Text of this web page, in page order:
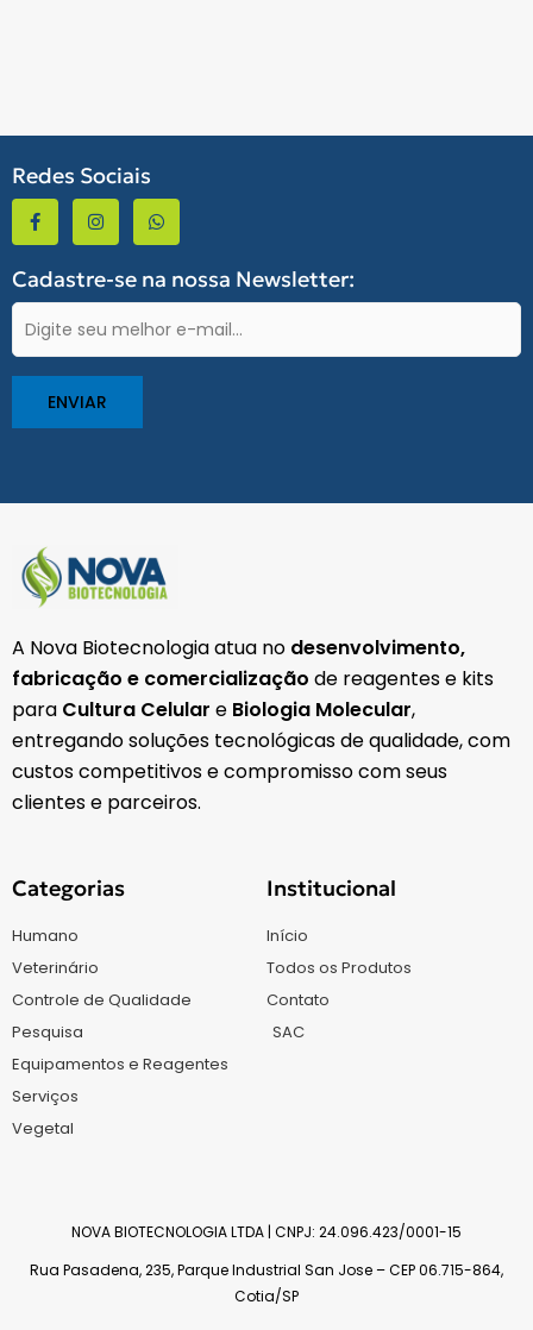
Redes Sociais
F
a
c
e
o
o
k
-
f
I
n
s
t
g
r
m
W
h
a
t
a
p
Cadastre-se na nossa Newsletter:
E-
mail
A Nova Biotecnologia atua no desenvolvimento,
fabricação e comercialização de reagentes e kits
para Cultura Celular e Biologia Molecular,
entregando soluções tecnológicas de qualidade, com
custos competitivos e compromisso com seus
clientes e parceiros.
Categorias
Humano
Veterinário
Controle de Qualidade
Pesquisa
Equipamentos e Reagentes
Serviços
Vegetal
Institucional
Início
Todos os Produtos
Contato
SAC
NOVA BIOTECNOLOGIA LTDA | CNPJ: 24.096.423/0001-15
Rua Pasadena, 235, Parque Industrial San Jose – CEP 06.715-864,
Cotia/SP